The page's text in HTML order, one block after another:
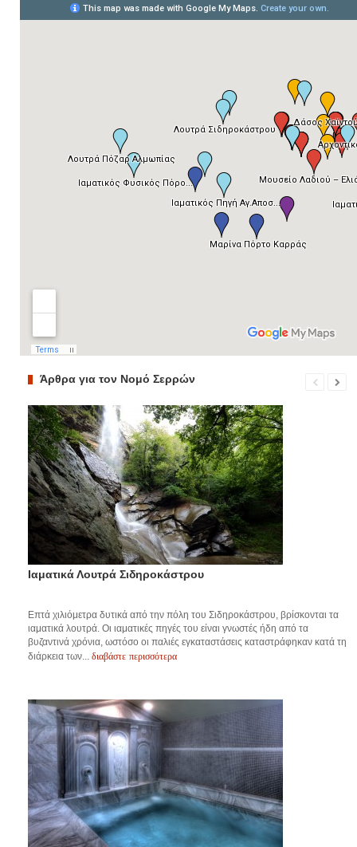
Άρθρα για τον Νομό Σερρών
Ιαματικά Λουτρά Σιδηροκάστρου
Επτά χιλιόμετρα δυτικά από την πόλη του Σιδηροκάστρου, βρίσκονται τα
ιαματικά λουτρά. Οι ιαματικές πηγές του είναι γνωστές ήδη από τα
βυζαντινά χρόνια, ωστόσο οι παλιές εγκαταστάσεις καταστράφηκαν κατά τη
διάρκεια των... διαβάστε περισσότερα